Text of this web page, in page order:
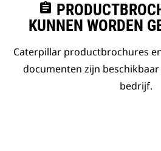
assignment
KUNNEN WORDEN
Caterpillar productbrochures
documenten zijn
bedrijf.